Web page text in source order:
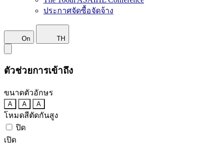
ประกาศจัดซื้อจัดจ้าง
On TH
ตัวช่วยการเข้าถึง
ขนาดตัวอักษร
A A A
โหมดสีตัดกันสูง
ปิด
เปิด